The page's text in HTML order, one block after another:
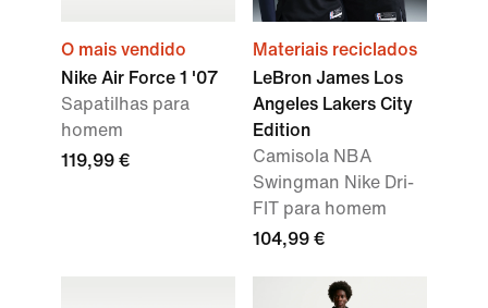
O mais vendido
Nike Air Force 1 '07
Sapatilhas para
homem
119,99 €
Materiais reciclados
LeBron James Los
Angeles Lakers City
Edition
Camisola NBA
Swingman Nike Dri-
FIT para homem
104,99 €